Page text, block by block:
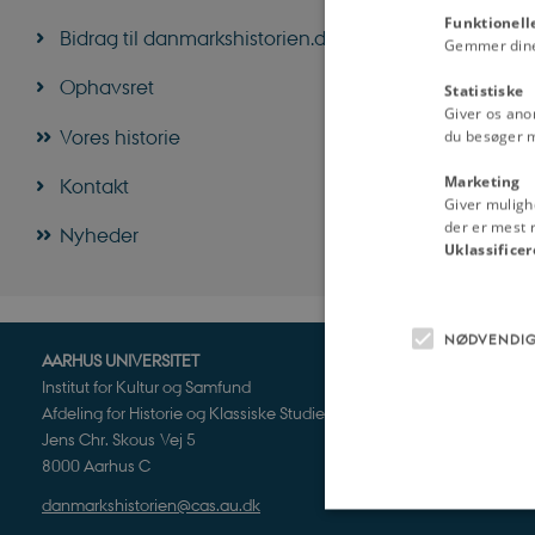
Bidrag til danmarkshistorien.dk
Ophavsret
Vores historie
Kontakt
Nyheder
AARHUS UNIVERSITET
Institut for Kultur og Samfund
Afdeling for Historie og Klassiske Studier
Jens Chr. Skous Vej 5
8000 Aarhus C
danmarkshistorien@cas.au.dk
Gemmer
Statistiske
Giver os
du besøger
Marketing
Giver
der er mest